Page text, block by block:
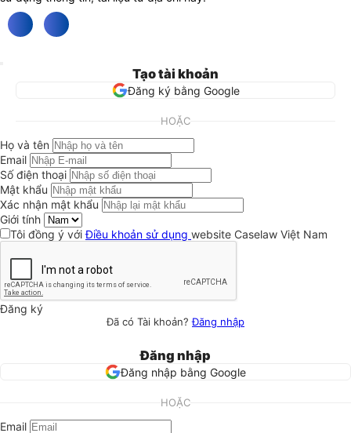
Tạo tài khoản
Đăng ký bằng Google
HOẶC
Họ và tên
Email
Số điện thoại
Mật khẩu
Xác nhận mật khẩu
Giới tính
Tôi đồng ý vớiĐiều khoản sử dụng website Caselaw Việt Nam
Đăng ký
Đã có Tài khoản?Đăng nhập
Đăng nhập
Đăng nhập bằng Google
HOẶC
Email